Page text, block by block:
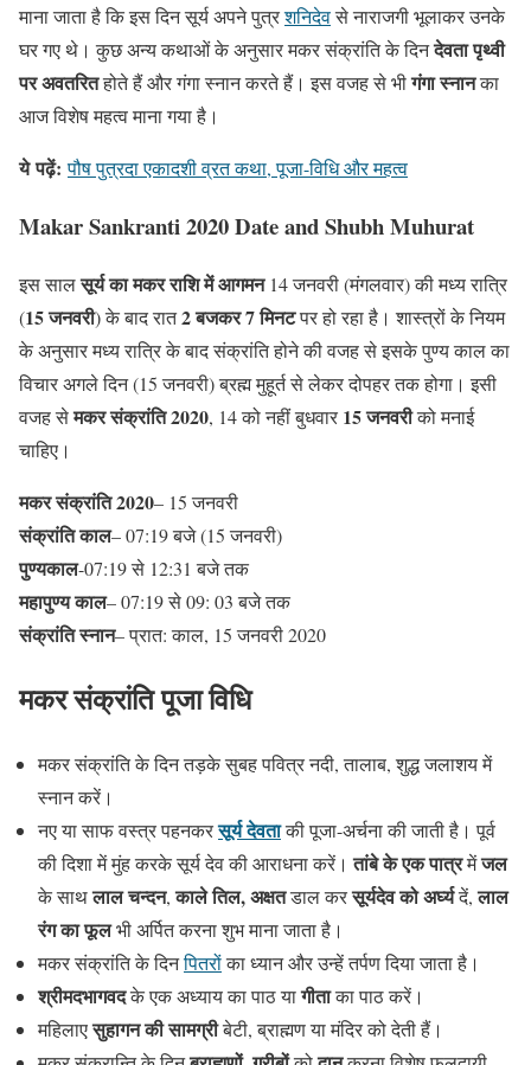
माना जाता है कि इस दिन सूर्य अपने पुत्रशनिदेवसे नाराजगी भूलाकर उनके
घर गए थे। कुछ अन्य कथाओं के अनुसार मकर संक्रांति के दिनदेवता पृथ्वी
पर अवतरितहोते हैं और गंगा स्नान करते हैं। इस वजह से भीगंगा स्नानका
आज विशेष महत्व माना गया है।
ये पढ़ें:पौष पुत्रदा एकादशी व्रत कथा, पूजा-विधि और महत्व
Makar Sankranti 2020 Date and Shubh Muhurat
इस सालसूर्य का मकर राशि में आगमन14 जनवरी (मंगलवार) की मध्य रात्रि
(15 जनवरी) के बाद रात2 बजकर 7 मिनटपर हो रहा है। शास्त्रों के नियम
के अनुसार मध्य रात्रि के बाद संक्रांति होने की वजह से इसके पुण्य काल का
विचार अगले दिन (15 जनवरी) ब्रह्म मुहूर्त से लेकर दोपहर तक होगा। इसी
वजह सेमकर संक्रांति 2020, 14 को नहीं बुधवार 15 जनवरीको मनाई
चाहिए।
मकर संक्रांति 2020– 15 जनवरी
संक्रांति काल– 07:19 बजे (15 जनवरी)
पुण्यकाल-07:19 से 12:31 बजे तक
महापुण्य काल– 07:19 से 09: 03 बजे तक
संक्रांति स्नान– प्रात: काल, 15 जनवरी 2020
मकरसंक्रांतिपूजाविधि
मकर संक्रांति के दिन तड़के सुबह पवित्र नदी, तालाब, शुद्ध जलाशय में
स्नान करें।
नए या साफ वस्त्र पहनकरसूर्य देवताकी पूजा-अर्चना की जाती है। पूर्व
की दिशा में मुंह करके सूर्य देव की आराधना करें।तांबे के एक पात्रमेंजल
के साथलाल चन्दन,काले तिल,अक्षतडाल करसूर्यदेव को अर्घ्यदें,लाल
रंग का फूलभी अर्पित करना शुभ माना जाता है।
मकर संक्रांति के दिनपितरोंका ध्यान और उन्हें तर्पण दिया जाता है।
श्रीमदभागवदके एक अध्याय का पाठ यागीताका पाठ करें।
महिलाएसुहागन की सामग्रीबेटी, ब्राह्मण या मंदिर को देती हैं।